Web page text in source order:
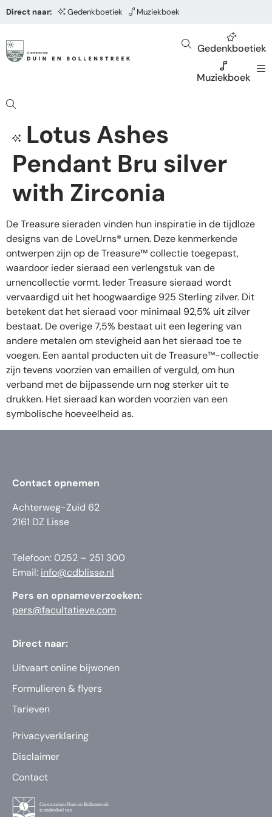
Direct naar: Gedenkboetiek Muziekboek
Gedenkboetiek
Muziekboek
Lotus Ashes
Pendant Bru silver
with Zirconia
De Treasure sieraden vinden hun inspiratie in de tijdloze
designs van de LoveUrns® urnen. Deze kenmerkende
ontwerpen zijn op de Treasure™ collectie toegepast,
waardoor ieder sieraad een verlengstuk van de
urnencollectie vormt. Ieder Treasure sieraad wordt
vervaardigd uit het hoogwaardige 925 Sterling zilver. Dit
betekent dat het sieraad voor minimaal 92,5% uit zilver
bestaat. De overige 7,5% bestaat uit een legering van
andere metalen om stevigheid aan het sieraad toe te
voegen. Een aantal producten uit de Treasure™-collectie
zijn tevens voorzien van emaillen of verguld, om hun
verband met de bijpassende urn nog sterker uit te
drukken. Het sieraad kan worden voorzien van een
symbolische hoeveelheid as.
Contact opnemen
Achterweg-Zuid 62
2161 DZ Lisse
Telefoon: 0252 – 251 300
Email: info@cdblisse.nl
Pers en opnameverzoeken:
pers@facultatieve.com
Direct naar:
Uitvaart online bijwonen
Formulieren & flyers
Tarieven
Privacyverklaring
Disclaimer
Contact